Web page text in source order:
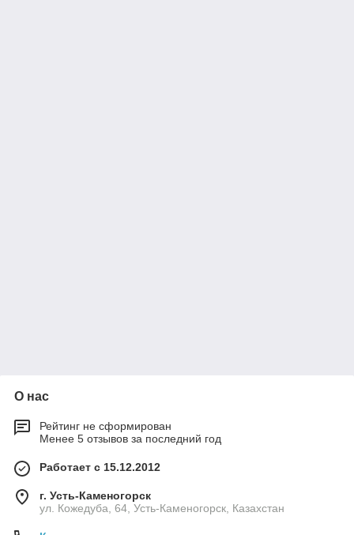
О нас
Рейтинг не сформирован
Менее 5 отзывов за последний год
Работает с 15.12.2012
г. Усть-Каменогорск
ул. Кожедуба, 64, Усть-Каменогорск, Казахстан